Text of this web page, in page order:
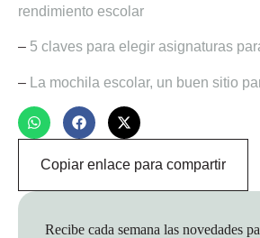
rendimiento escolar
– 5 claves para elegir asignaturas
– La mochila escolar, un buen sitio
Copiar enlace para compartir
Recibe cada semana las novedades